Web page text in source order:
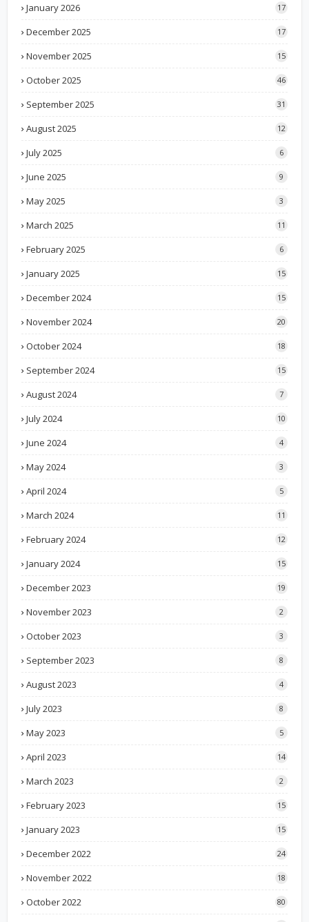
January 2026 17
December 2025 17
November 2025 15
October 2025 46
September 2025 31
August 2025 12
July 2025 6
June 2025 9
May 2025 3
March 2025 11
February 2025 6
January 2025 15
December 2024 15
November 2024 20
October 2024 18
September 2024 15
August 2024 7
July 2024 10
June 2024 4
May 2024 3
April 2024 5
March 2024 11
February 2024 12
January 2024 15
December 2023 19
November 2023 2
October 2023 3
September 2023 8
August 2023 4
July 2023 8
May 2023 5
April 2023 14
March 2023 2
February 2023 15
January 2023 15
December 2022 24
November 2022 18
October 2022 80